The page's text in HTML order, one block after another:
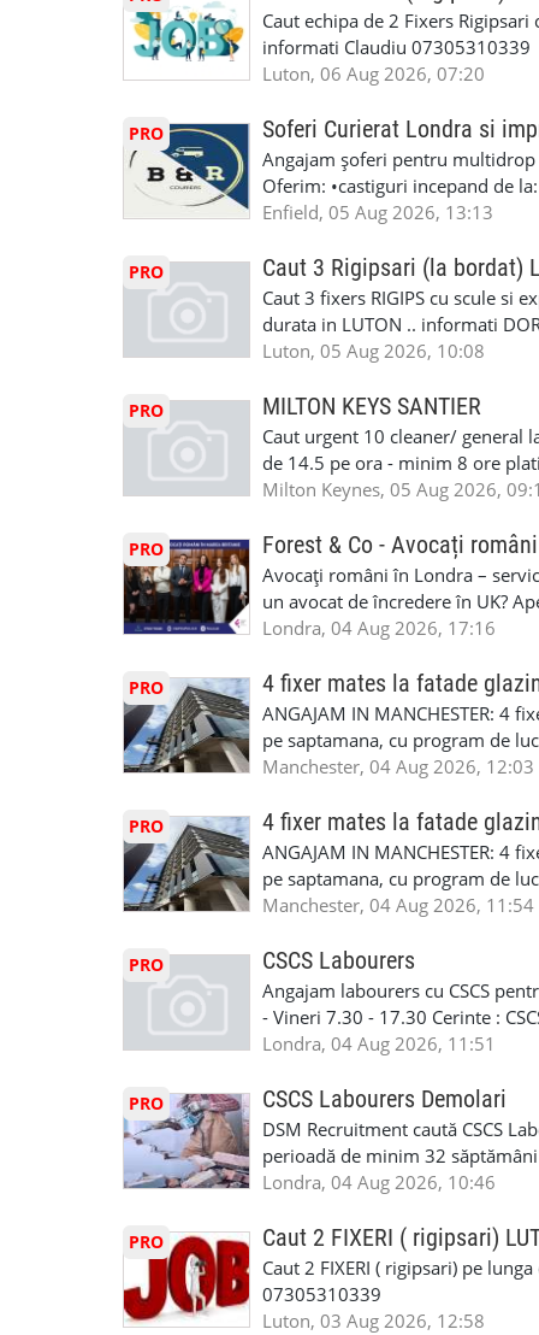
Detailing Auto Interior/Exterior.
WhatsApp Text https://wa.link/
6HB
#AtelierAutoLondra
#RomanianGarageRepair
#RomanianMechanic
#MecaniciProfesionistiLondra
#mecanicmoldoveanlondra
Caut echipa de 2 Fixers
informati Claudiu 07305310339
Luton, 06 Aug 2026, 07:20
PRO Soferi Curierat Londra si
Angajam șoferi pentru
Oferim: •castiguri incepand de
pentru cei platitori de VAT si
status obligatoriu •varsta
compania aplica pentru
•oferim: - training platit (3 zile-
nedeterminata. -full time/ part-
masinii). Acceptam cu permis
Enfield - Weybridge - Romford -
programari la interviu apelati
Enfield, 05 Aug 2026, 13:13
PRO Caut 3 Rigipsari (la bordat)
Caut 3 fixers RIGIPS cu scule si
durata in LUTON .. informati
Luton, 05 Aug 2026, 10:08
PRO MILTON KEYS SANTIER
Caut urgent 10 cleaner/ general
de 14.5 pe ora - minim 8 ore
la Amazon. Munca este usoara,
SAPTAMANALA Contact: +44
interesati
Milton Keynes, 05 Aug 2026,
PRO Forest & Co - Avocați
Avocați români în Londra –
un avocat de încredere în UK?
Solicitors, indiferent că ai nevoie
familiei (divorț, custodie, partaj)
Servicii pentru companii: •
• Imigrație pentru afaceri și
soluționarea disputelor 💡 De ce
standard ✔ Confidențialitate
790 689 Email:
www.fcos.co.uk 👉
Londra, 04 Aug 2026, 17:16
PRO 4 fixer mates la fatade
ANGAJAM IN MANCHESTER:
pe saptamana, cu program de
in perioada urmatoare. Cerinte:
Tariful se discuta direct, in
discutie este simpla: cine esti,
Prioritate au oamenii din
carora li se termina proiectul
oferta pe care sa o folositi la
WhatsApp: +44 7467 838 881
numele, experienta si data la
https://forms.gle/
T&D GLAZING AND
Manchester, 04 Aug 2026, 12:03
PRO 4 fixer mates la fatade
ANGAJAM IN MANCHESTER:
pe saptamana, cu program de
in perioada urmatoare. Cerinte:
Tariful se discuta direct, in
discutie este simpla: cine esti,
Prioritate au oamenii din
carora li se termina proiectul
oferta pe care sa o folositi la
WhatsApp: +44 7467 838 881
numele, experienta si data la
link-ul de jos. Sanatate si mult
INSTALLATION LIMITED
Manchester, 04 Aug 2026, 11:54
PRO CSCS Labourers
Angajam labourers cu CSCS
- Vineri 7.30 - 17.30 Cerinte :
Londra, 04 Aug 2026, 11:51
PRO CSCS Labourers Demolari
DSM Recruitment caută CSCS
perioadă de minim 32
oferă ore suplimentare și
informații, contactați-ne la: 📞
Londra, 04 Aug 2026, 10:46
PRO Caut 2 FIXERI ( rigipsari)
Caut 2 FIXERI ( rigipsari) pe
07305310339
Luton, 03 Aug 2026, 12:58